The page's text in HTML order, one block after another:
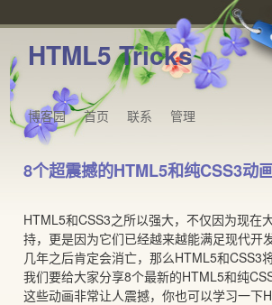
HTML5 Tricks
博客园 首页 联系 管理
8个超震撼的HTML5和纯CSS3动
HTML5和CSS3之所以强大，不仅因为现在
持，更是因为它们已经越来越能满足现代开
几年之后肯定会消亡，那么HTML5和CSS3
我们要给大家分享8个最新的HTML5和纯
这些动画非常让人震撼，你也可以学习一下